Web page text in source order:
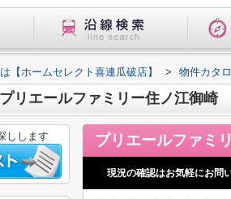
【ホームセレクト喜連瓜破店】 > 物件カタ
リエールファミリー住ノ江御崎
現況の確認はお気軽にお問
しします